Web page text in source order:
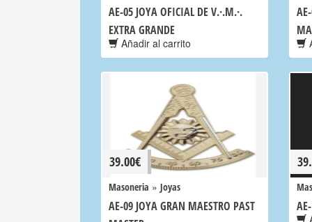
AE-05 JOYA OFICIAL DE V.·.M.·.
EXTRA GRANDE
Añadir al carrito
39.00€
Masoneria » Joyas
AE-09 JOYA GRAN MAESTRO PAST